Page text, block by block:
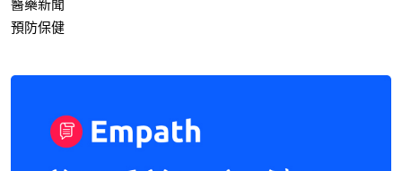
醫藥新聞
預防保健